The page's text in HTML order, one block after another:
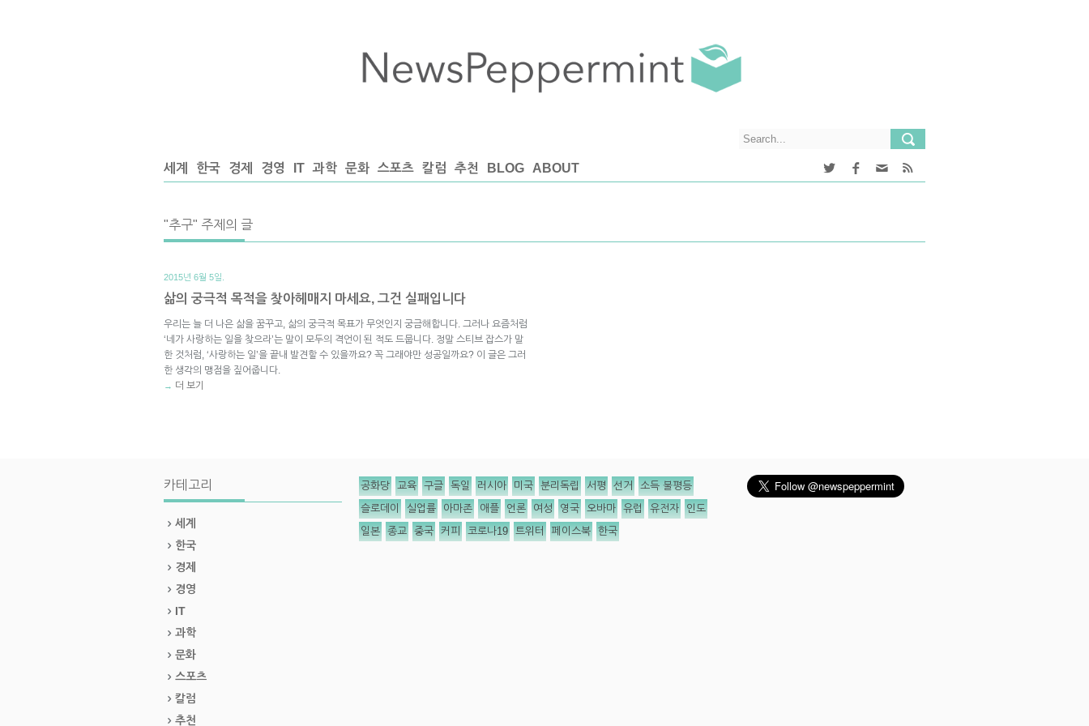
세계 한국 경제 경영 IT 과학 문화 스포츠 칼럼 추천 BLOG ABOUT
"추구" 주제의 글
2015년 6월 5일.
삶의 궁극적 목적을 찾아헤매지 마세요, 그건 실패입니다
우리는 늘 더 나은 삶을 꿈꾸고, 삶의 궁극적 목표가 무엇인지 궁금해합니다. 그러나 요즘처럼
‘네가 사랑하는 일을 찾으라’는 말이 모두의 격언이 된 적도 드뭅니다. 정말 스티브 잡스가 말
한 것처럼, ‘사랑하는 일’을 끝내 발견할 수 있을까요? 꼭 그래야만 성공일까요? 이 글은 그러
한 생각의 맹점을 짚어줍니다.
→ 더 보기
카테고리
세계
한국
경제
경영
IT
과학
문화
스포츠
칼럼
추천
공화당 교육 구글 독일 러시아 미국 분리독립 서평 선거 소득 불평등
슬로데이 실업률 아마존 애플 언론 여성 영국 오바마 유럽 유전자 인도
일본 종교 중국 커피 코로나19 트위터 페이스북 한국